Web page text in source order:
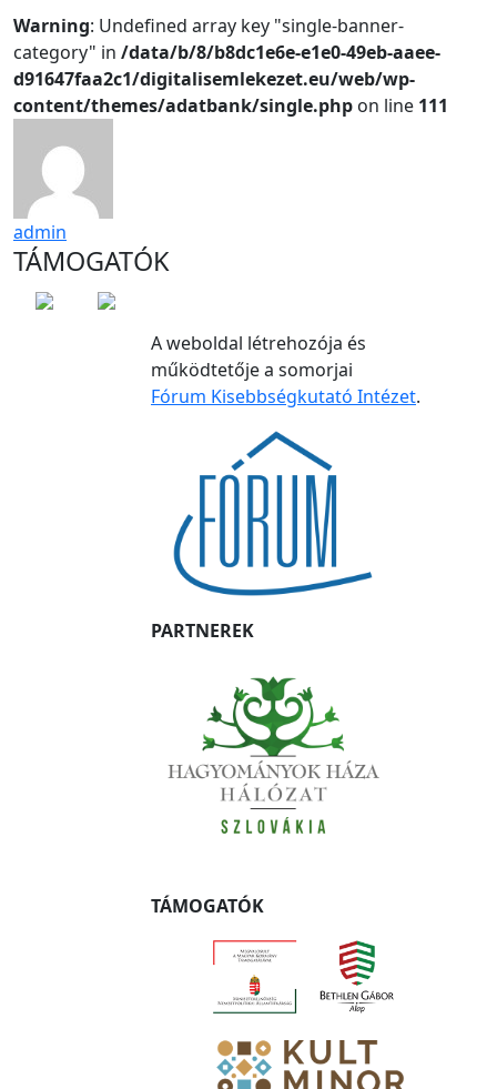
Warning: Undefined array key "single-banner-
category" in /data/b/8/b8dc1e6e-e1e0-49eb-aaee-
d91647faa2c1/digitalisemlekezet.eu/web/wp-
content/themes/adatbank/single.php on line 111
admin
TÁMOGATÓK
A weboldal létrehozója és
működtetője a somorjai
Fórum Kisebbségkutató Intézet.
PARTNEREK
TÁMOGATÓK